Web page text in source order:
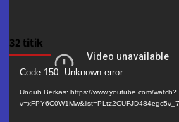
32 titik
Pemutar
Video
Code 150: Unknown error.
Unduh Berkas: https://www.youtube.com/watch?